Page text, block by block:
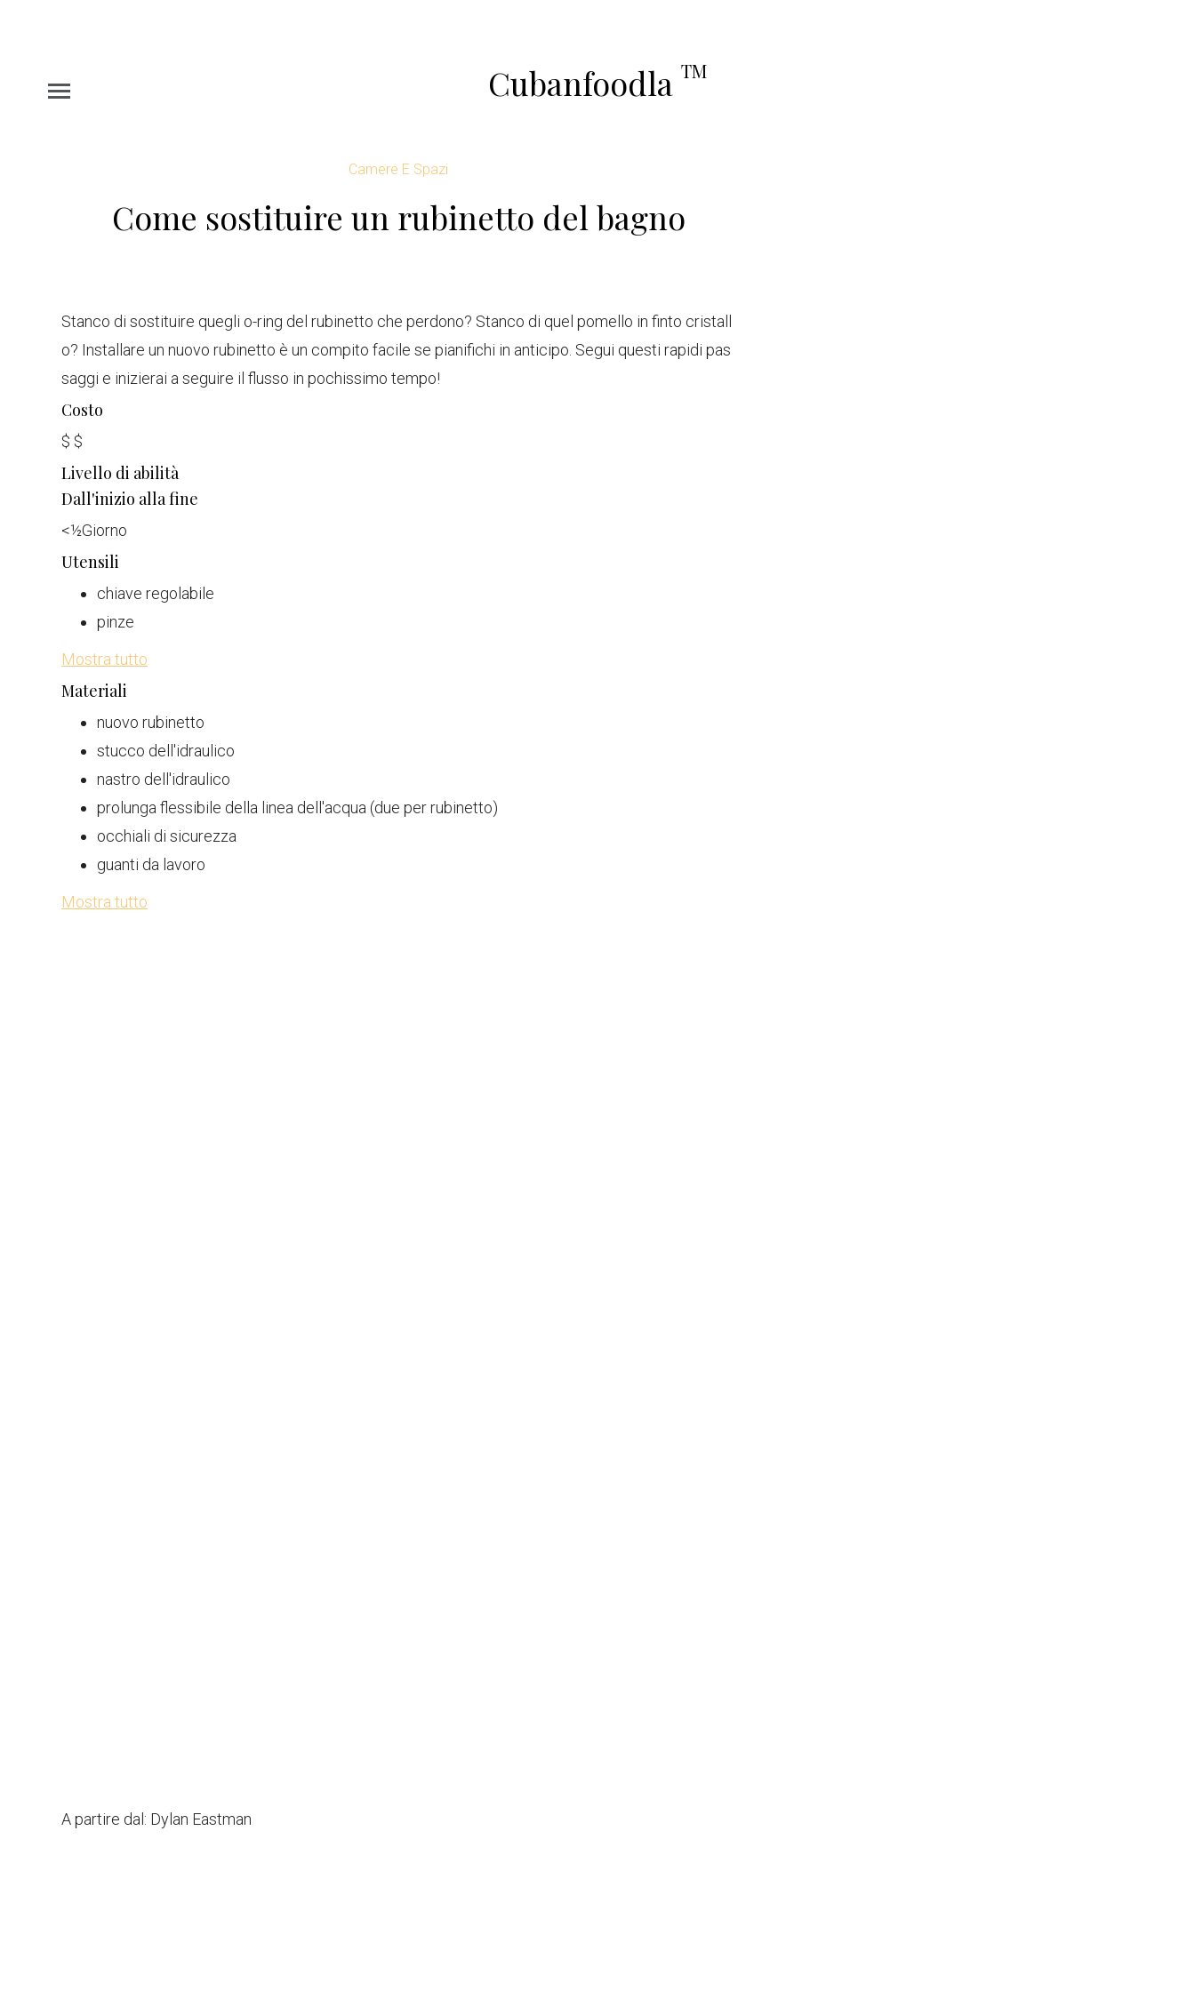
Cubanfoodla TM
Camere E Spazi
Come sostituire un rubinetto del bagno
Stanco di sostituire quegli o-ring del rubinetto che perdono? Stanco di quel pomello in finto cristall
o? Installare un nuovo rubinetto è un compito facile se pianifichi in anticipo. Segui questi rapidi pas
saggi e inizierai a seguire il flusso in pochissimo tempo!
Costo
$ $
Livello di abilità
Dall'inizio alla fine
<½Giorno
Utensili
chiave regolabile
pinze
Mostra tutto
Materiali
nuovo rubinetto
stucco dell'idraulico
nastro dell'idraulico
prolunga flessibile della linea dell'acqua (due per rubinetto)
occhiali di sicurezza
guanti da lavoro
Mostra tutto
A partire dal: Dylan Eastman